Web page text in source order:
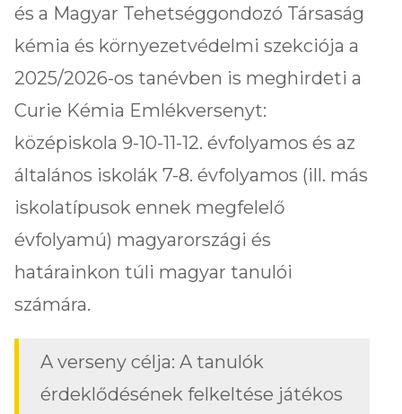
és a Magyar Tehetséggondozó Társaság
kémia és környezetvédelmi szekciója a
2025/2026-os tanévben is meghirdeti a
Curie Kémia Emlékversenyt:
középiskola 9-10-11-12. évfolyamos és az
általános iskolák 7-8. évfolyamos (ill. más
iskolatípusok ennek megfelelő
évfolyamú) magyarországi és
határainkon túli magyar tanulói
számára.
A verseny célja: A tanulók
érdeklődésének felkeltése játékos